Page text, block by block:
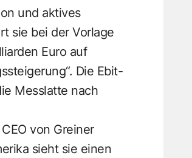
und aktives
sie bei der Vorlage
Euro auf
Die Ebit-
Messlatte nach
von Greiner
sieht sie einen